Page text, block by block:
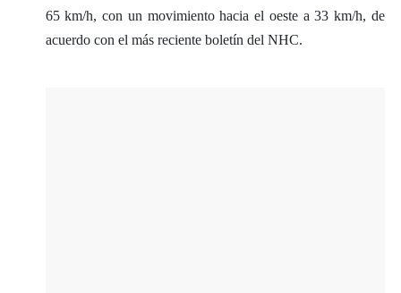
65 km/h, con un movimiento hacia el oeste a 33 km/h, de
acuerdo con el más reciente boletín del NHC.